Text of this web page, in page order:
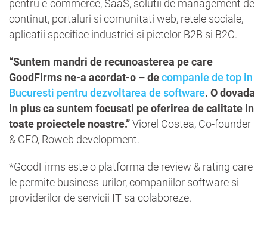
pentru e-commerce, SaaS, solutii de management de
continut, portaluri si comunitati web, retele sociale,
aplicatii specifice industriei si pietelor B2B si B2C.
“Suntem mandri de recunoasterea pe care
GoodFirms ne-a acordat-o – decompanie de top in
Bucuresti pentru dezvoltarea de software. O dovada
in plus ca suntem focusati pe oferirea de calitate in
toate proiectele noastre.”Viorel Costea, Co-founder
& CEO, Roweb development.
*GoodFirms este o platforma de review & rating care
le permite business-urilor, companiilor software si
providerilor de servicii IT sa colaboreze.